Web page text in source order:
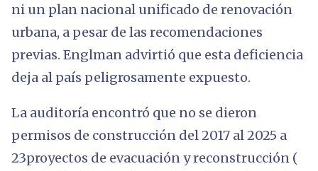
ni un plan nacional unificado de renovación
urbana, a pesar de las recomendaciones
previas. Englman advirtió que esta deficiencia
deja al país peligrosamente expuesto.
La auditoría encontró que no se dieron
permisos de construcción del 2017 al 2025 a
23proyectos de evacuación y reconstrucción (